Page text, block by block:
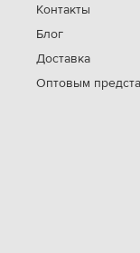
Контакты
Блог
Доставка
Оптовым